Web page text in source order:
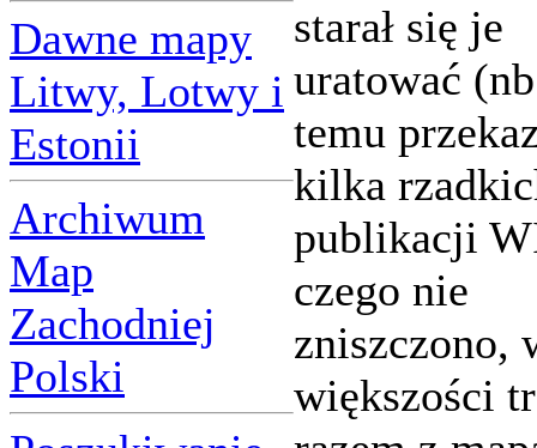
Dawne mapy
Litwy, Lotwy i
Estonii
Archiwum
Map
Zachodniej
Polski
starał się je
uratować
temu
kilka
publikacji
czego nie
zniszczono,
większości